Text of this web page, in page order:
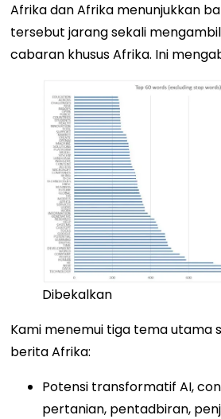
Afrika dan Afrika menunjukkan
tersebut jarang sekali
cabaran khusus Afrika. Ini
Dibekalkan
Kami menemui tiga tema utama
berita Afrika:
Potensi transformatif AI,
pertanian, pentadbiran,